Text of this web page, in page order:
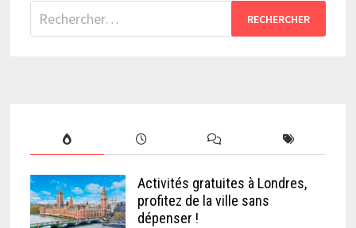
Rechercher :
Activités gratuites à Londres,
profitez de la ville sans
dépenser !